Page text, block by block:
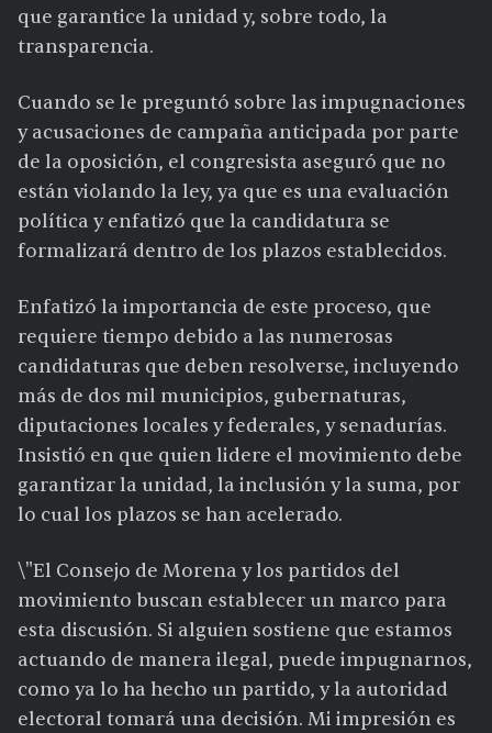
que garantice la unidad y, sobre todo, la
transparencia.
Cuando se le preguntó sobre las impugnaciones
y acusaciones de campaña anticipada por parte
de la oposición, el congresista aseguró que no
están violando la ley, ya que es una evaluación
política y enfatizó que la candidatura se
formalizará dentro de los plazos establecidos.
Enfatizó la importancia de este proceso, que
requiere tiempo debido a las numerosas
candidaturas que deben resolverse, incluyendo
más de dos mil municipios, gubernaturas,
diputaciones locales y federales, y senadurías.
Insistió en que quien lidere el movimiento debe
garantizar la unidad, la inclusión y la suma, por
lo cual los plazos se han acelerado.
\"El Consejo de Morena y los partidos del
movimiento buscan establecer un marco para
esta discusión. Si alguien sostiene que estamos
actuando de manera ilegal, puede impugnarnos,
como ya lo ha hecho un partido, y la autoridad
electoral tomará una decisión. Mi impresión es